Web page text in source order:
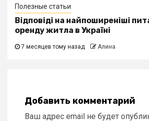
Полезные статьи
Відповіді на найпоширеніші
оренду житла в Україні
7 месяцев тому назад Алина
Добавить комментарий
Ваш адрес email не будет